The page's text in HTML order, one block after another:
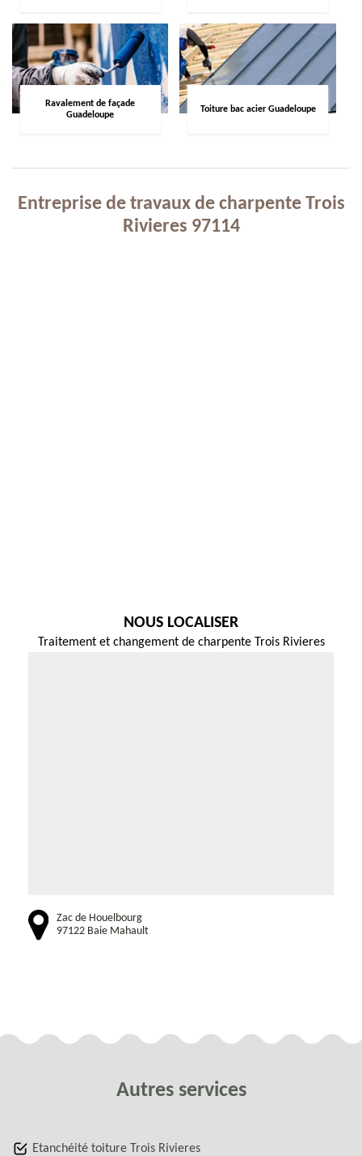
Ravalement de façade
Guadeloupe
Toiture bac acier Guadeloupe
Entreprise de travaux de charpente Trois
Rivieres 97114
NOUS LOCALISER
Traitement et changement de charpente Trois Rivieres
Zac de Houelbourg
97122 Baie Mahault
Autres services
Etanchéité toiture Trois Rivieres